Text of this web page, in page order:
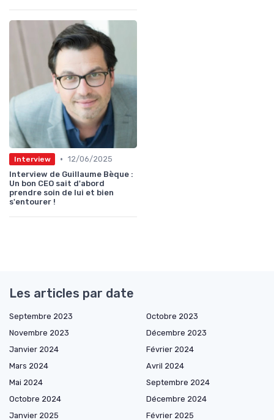
Interview • 12/06/2025
Interview de Guillaume Bèque :
Un bon CEO sait d'abord
prendre soin de lui et bien
s'entourer !
Les articles par date
Septembre 2023
Octobre 2023
Novembre 2023
Décembre 2023
Janvier 2024
Février 2024
Mars 2024
Avril 2024
Mai 2024
Septembre 2024
Octobre 2024
Décembre 2024
Janvier 2025
Février 2025